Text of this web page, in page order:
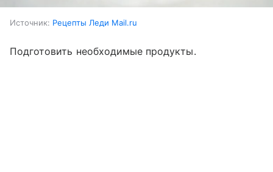
Источник: Рецепты Леди Mail.ru
Подготовить необходимые продукты.